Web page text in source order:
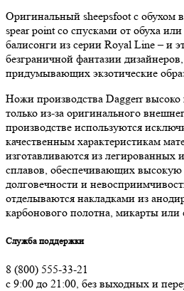
Оригинальный sheepsfoot с обухом
spear point со спусками от обуха
балисонги из серии Royal Line – и
безграничной фантазии
придумывающих экзотические
Ножи производства Daggerr
только из-за оригинального
производстве используются
качественным характеристикам
изготавливаются из легированных
сплавов, обеспечивающих высокую
долговечности и
отделываются накладками из
карбонового полотна, микарты или
Служба поддержки
8 (800) 555-33-21
с 9:00 до 21:00, без выходных и